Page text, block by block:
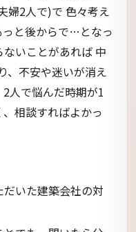
婦2人で)で 色々考え
っと後からで…となっ
いことがあれば 中
、不安や迷いが消え
人で悩んだ時期が1
相談すればよかっ
いた建築会社の対